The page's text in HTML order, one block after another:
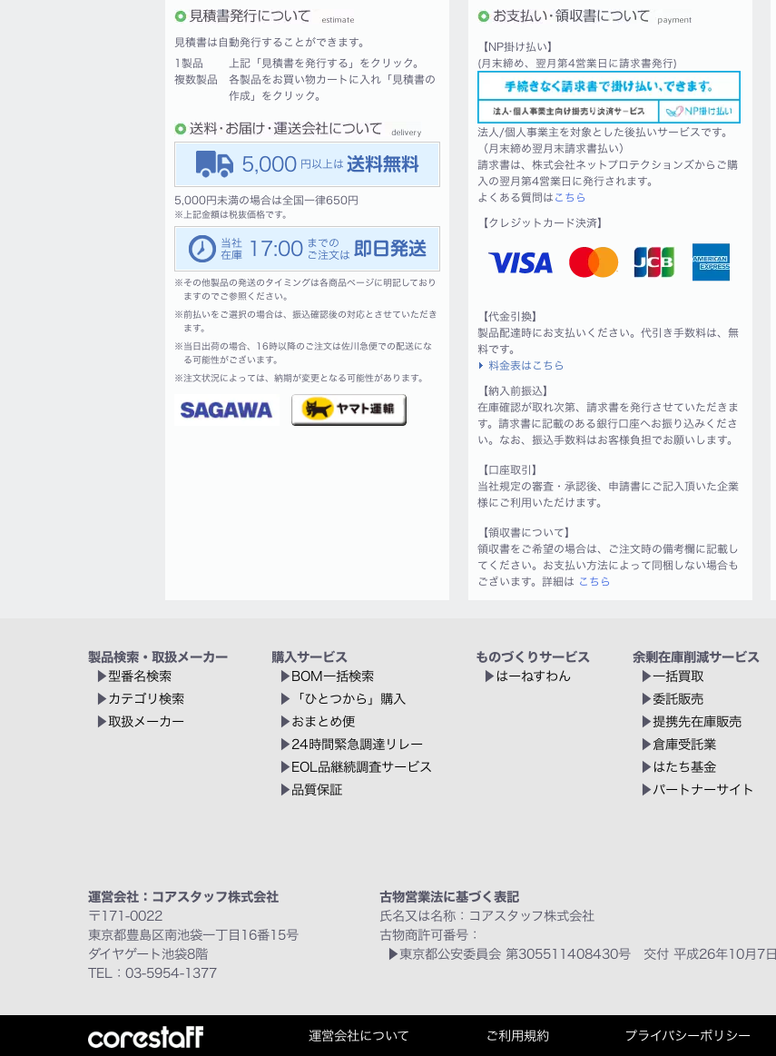
見積書は自動発行することができます。
1製品
上記「見積書を発行する」をクリック。
複数製品
各製品をお買い物カートに入れ「見積書の
作成」をクリック。
5,000
5,000円未満の場合は全国一律650円
※ 上記金額は税抜価格です。
17:00
※その他製品の発送のタイミングは各商品ページに明記しており
ますのでご参照ください。
※前払いをご選択の場合は、振込確認後の対応とさせていただき
ます。
※ 当日出荷の場合、16時以降のご注文は佐川急便での配送にな
る可能性がございます。
※注文状況によっては、納期が変更となる可能性があります。
【NP掛け払い】
(月末締め、翌月第4営業日に請求書発行)
法人/個人事業主を対象とした後払いサービスです。
（月末締め翌月末請求書払い）
請求書は、株式会社ネットプロテクションズからご購
入の翌月第4営業日に発行されます。
よくある質問は こちら
【クレジットカード決済】
【代金引換】
製品配達時にお支払いください。代引き手数料は、無
料です。
料金表はこちら
【納入前振込】
在庫確認が取れ次第、請求書を発行させていただきま
す。請求書に記載のある銀行口座へお振り込みくださ
い。なお、振込手数料はお客様負担でお願いします。
【口座取引】
当社規定の審査・承認後、申請書にご記入頂いた企業
様にご利用いただけます。
【領収書について】
領収書をご希望の場合は、ご注文時の備考欄に記載し
てください。お支払い方法によって同梱しない場合も
ございます。詳細は こちら
製品検索・取扱メーカー
型番名検索
カテゴリ検索
取扱メーカー
購入サービス
BOM一括検索
「ひとつから」購入
おまとめ便
24時間緊急調達リレー
EOL品継続調査サービス
品質保証
ものづくりサービス
はーねすわん
余剰在庫削減サービス
一括買取
委託販売
提携先在庫販売
倉庫受託業
はたち基金
パートナーサイト
運営会社：コアスタッフ株式会社
〒171-0022
東京都豊島区南池袋一丁目16番15号
ダイヤゲート池袋8階
TEL：03-5954-1377
古物営業法に基づく表記
氏名又は名称：コアスタッフ株式会社
古物商許可番号：
東京都公安委員会 第305511408430号 交付 平成26年10月7日
運営会社について ご利用規約 プライバシーポリシー